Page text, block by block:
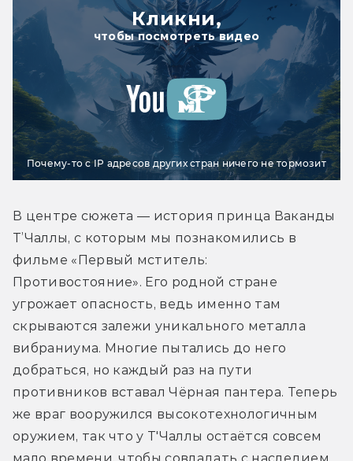
Кликни,
чтобы посмотреть видео
Почему-то с IP адресов других стран ничего не тормозит
В центре сюжета — история принца Ваканды
Т’Чаллы, с которым мы познакомились в
фильме «Первый мститель:
Противостояние». Его родной стране
угрожает опасность, ведь именно там
скрываются залежи уникального металла
вибраниума. Многие пытались до него
добраться, но каждый раз на пути
противников вставал Чёрная пантера. Теперь
же враг вооружился высокотехнологичным
оружием, так что у Т'Чаллы остаётся совсем
мало времени, чтобы совладать с наследием